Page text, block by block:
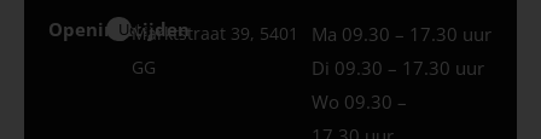
Openingstijden
Uden
Marktstraat 39, 5401
GG
Ma 09.30 – 17.30 uur
Di 09.30 – 17.30 uur
Wo 09.30 –